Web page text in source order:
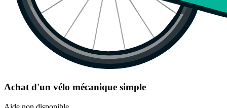
Achat d'un vélo mécanique simple